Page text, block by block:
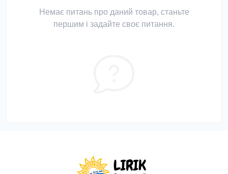
Немає питань про даний товар, станьте
першим і задайте своє питання.